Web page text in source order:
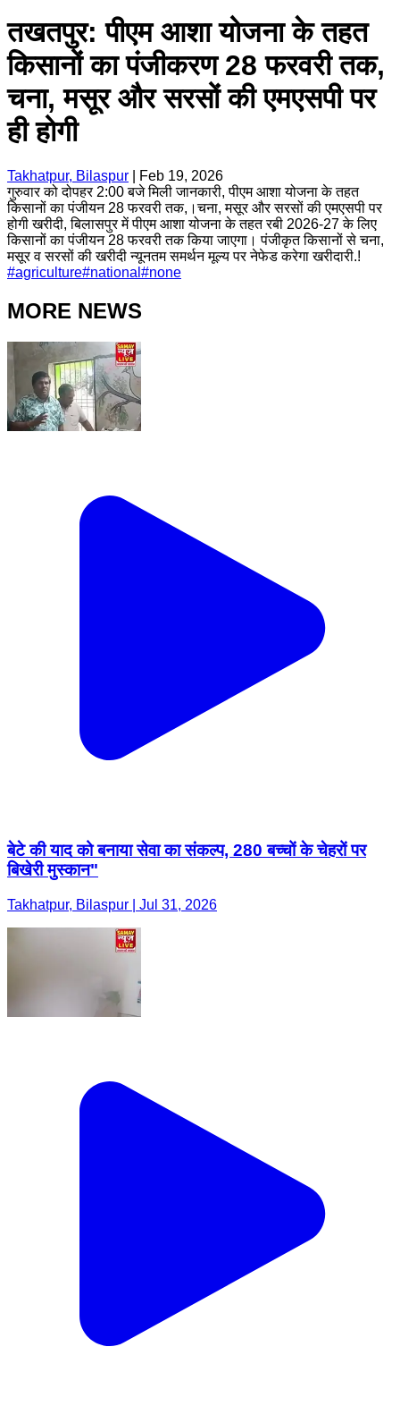
तखतपुर: पीएम आशा योजना के तहत
किसानों का पंजीकरण 28 फरवरी तक,
चना, मसूर और सरसों की एमएसपी पर
ही होगी
Takhatpur, Bilaspur
Feb 19, 2026
गुरुवार को दोपहर 2:00 बजे मिली जानकारी, पीएम आशा योजना के तहत
किसानों का पंजीयन 28 फरवरी तक,।चना, मसूर और सरसों की एमएसपी पर
होगी खरीदी, बिलासपुर में पीएम आशा योजना के तहत रबी 2026-27 के लिए
किसानों का पंजीयन 28 फरवरी तक किया जाएगा। पंजीकृत किसानों से चना,
मसूर व सरसों की खरीदी न्यूनतम समर्थन मूल्य पर नेफेड करेगा खरीदारी.!
#agriculture#national #none
MORE NEWS
बेटे की याद को बनाया सेवा का संकल्प, 280 बच्चों के चेहरों पर
बिखेरी मुस्कान"
Takhatpur, Bilaspur | Jul 31, 2026